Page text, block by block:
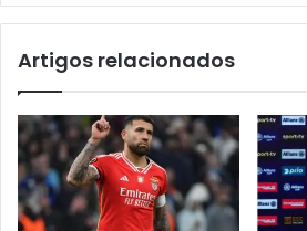
Artigos relacionados